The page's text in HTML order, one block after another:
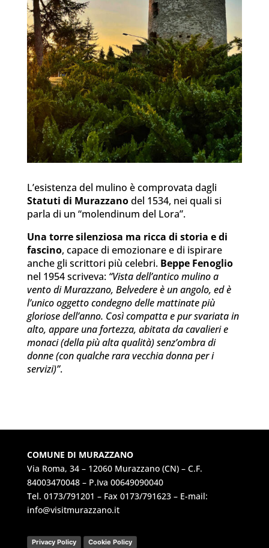
L’esistenza del mulino è comprovata dagli
Statuti di Murazzanodel 1534, nei quali si
parla di un “molendinum del Lora”.
Una torre silenziosa ma ricca di storia e di
fascino, capace di emozionare e di ispirare
anche gli scrittori più celebri. Beppe Fenoglio
nel 1954 scriveva: “Vista dell’antico mulino a
vento di Murazzano, Belvedere è un angolo, ed è
l’unico oggetto condegno delle mattinate più
gloriose dell’anno. Così compatta e pur svariata in
alto, appare una fortezza, abitata da cavalieri e
monaci (della più alta qualità) senz’ombra di
donne (con qualche rara vecchia donna per i
servizi)”.
COMUNE DI MURAZZANO
Via Roma, 34 – 12060 Murazzano (CN) – C.F.
84003470048 – P.Iva 00649090040
Tel. 0173/791201 – Fax 0173/791623 – E-mail:
info@visitmurazzano.it
Privacy Policy Cookie Policy